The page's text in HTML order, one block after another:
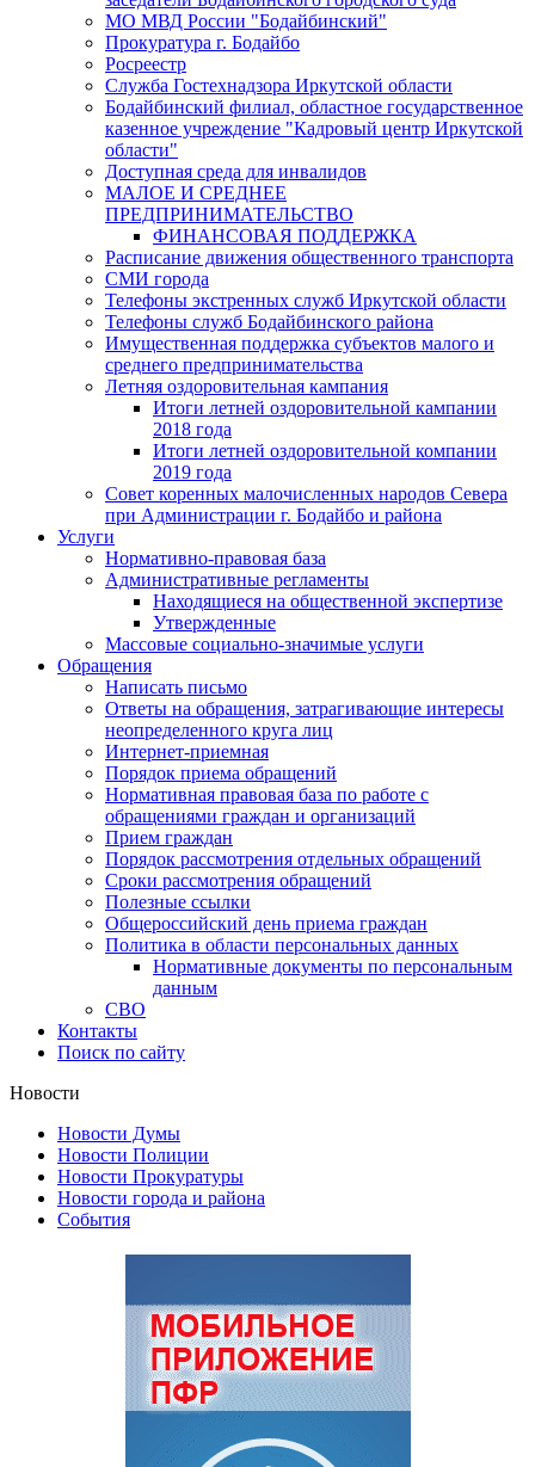
МО МВД России "Бодайбинский"
Прокуратура г. Бодайбо
Росреестр
Служба Гостехнадзора Иркутской области
Бодайбинский филиал, областное государственное
казенное учреждение "Кадровый центр Иркутской
области"
Доступная среда для инвалидов
МАЛОЕ И СРЕДНЕЕ
ПРЕДПРИНИМАТЕЛЬСТВО
ФИНАНСОВАЯ ПОДДЕРЖКА
Расписание движения общественного транспорта
СМИ города
Телефоны экстренных служб Иркутской области
Телефоны служб Бодайбинского района
Имущественная поддержка субъектов малого и
среднего предпринимательства
Летняя оздоровительная кампания
Итоги летней оздоровительной кампании
2018 года
Итоги летней оздоровительной компании
2019 года
Совет коренных малочисленных народов Севера
при Администрации г. Бодайбо и района
Услуги
Нормативно-правовая база
Административные регламенты
Находящиеся на общественной экспертизе
Утвержденные
Массовые социально-значимые услуги
Обращения
Написать письмо
Ответы на обращения, затрагивающие интересы
неопределенного круга лиц
Интернет-приемная
Порядок приема обращений
Нормативная правовая база по работе с
обращениями граждан и организаций
Прием граждан
Порядок рассмотрения отдельных обращений
Сроки рассмотрения обращений
Полезные ссылки
Общероссийский день приема граждан
Политика в области персональных данных
Нормативные документы по персональным
данным
СВО
Контакты
Поиск по сайту
Новости
Новости Думы
Новости Полиции
Новости Прокуратуры
Новости города и района
События